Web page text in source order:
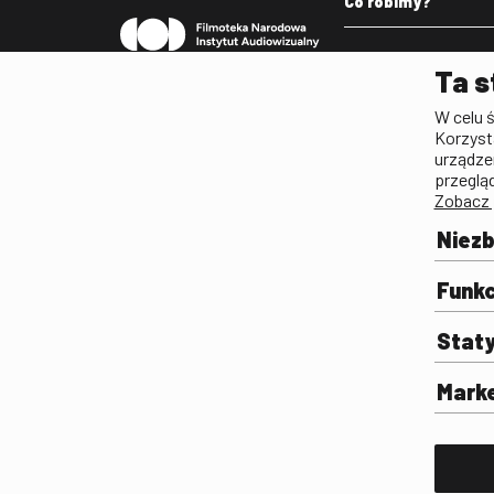
Biogramy.pl. Polski
Filmoteka Szkolna
Olimpiada Wiedzy o
Komunikacji
Repozytorium Cyfrowe
Wynajem przestrzeni
Ta
W celu